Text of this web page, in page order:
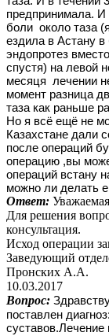
предпринимала.
боли около таза
ездила в Астану
эндопротез
спустя) на левой
месяця лечении
момент разница
таза как раньше
Но я всё ещё не
Казахстане дали
после операций
операцию ,вы
операций встану
можно ли делать
Ответ:
Для решения
консультация.
Исход операции
Заведующий
Пронских А.А.
10.03.2017
Вопрос:
поставлен
суставов.Лечение